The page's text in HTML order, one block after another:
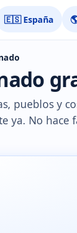
🇪🇸 España
pueblos y
ya. No